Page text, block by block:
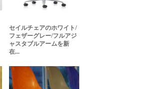
セイルチェアのホワイト/
フェザーグレー/フルアジ
ャスタブルアームを新
在...